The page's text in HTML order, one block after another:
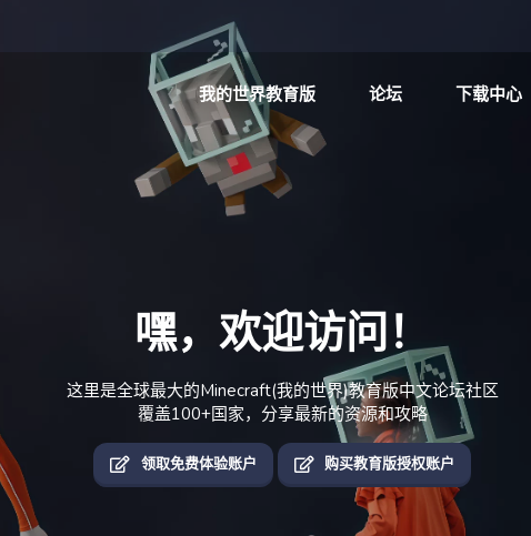
我的世界教育版 论坛 下载中心
嘿，欢迎访问！
这里是全球最大的Minecraft(我的世界)教育版中文论坛社区
覆盖100+国家，分享最新的资源和攻略
领取免费体验账户 购买教育版授权账户